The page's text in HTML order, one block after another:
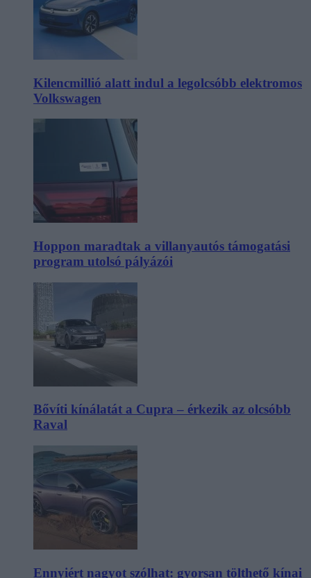
Kilencmillió alatt indul a legolcsóbb elektromos
Volkswagen
Hoppon maradtak a villanyautós támogatási
program utolsó pályázói
Bővíti kínálatát a Cupra – érkezik az olcsóbb
Raval
Ennyiért nagyot szólhat: gyorsan tölthető kínai